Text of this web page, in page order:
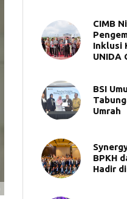
CIMB
Inklusi
UNIDA
BSI
Umrah
BPKH
Hadir